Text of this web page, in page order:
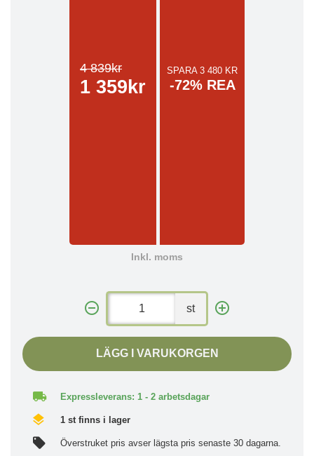
4 839kr
1 359kr
SPARA 3 480 KR
-72% REA
Inkl. moms
st
LÄGG I VARUKORGEN
Expressleverans: 1 - 2 arbetsdagar
1 st finns i lager
Överstruket pris avser lägsta pris senaste 30 dagarna.